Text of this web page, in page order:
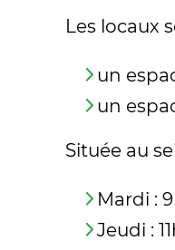
Les locaux
un
un
Située au
Mardi :
Jeudi :